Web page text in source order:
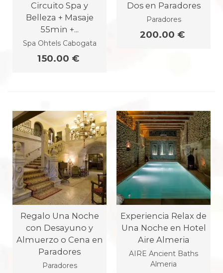
Circuito Spa y
Belleza + Masaje
55min +...
Spa Ohtels Cabogata
150.00 €
Dos en Paradores
Paradores
200.00 €
Regalo Una Noche
con Desayuno y
Almuerzo o Cena en
Paradores
Paradores
Experiencia Relax de
Una Noche en Hotel
Aire Almeria
AIRE Ancient Baths
Almeria